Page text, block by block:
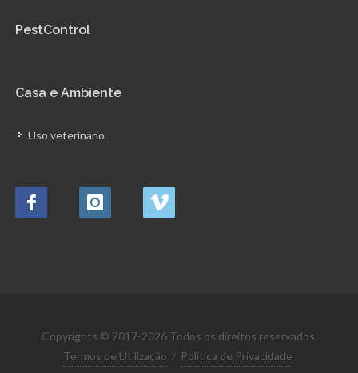
PestControl
Casa e Ambiente
Uso veterinário
Copyrights © 2017-2026 Todos os direitos reservados.
Termos de Utilização / Política de Privacidade